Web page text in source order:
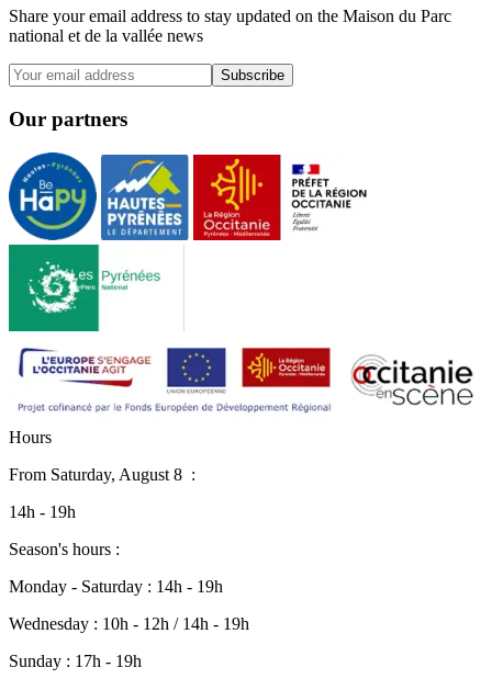
Share your email address to stay updated on the Maison du Parc
national et de la vallée news
Subscribe
Our partners
Hours
From Saturday, August 8 :
14h - 19h
Season's hours :
Monday - Saturday : 14h - 19h
Wednesday : 10h - 12h / 14h - 19h
Sunday : 17h - 19h